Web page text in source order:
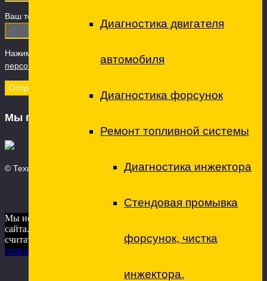
Диагностика двигателя
автомобиля
Диагностика форсунок
Ремонт топливной системы
Диагностика инжектора
Стендовая промывка
форсунок, чистка
инжектора.
Ваш телефон (обязательно)
Нажимая кнопку "Отправить" вы даете Согласие на
персональных данных
Мы принимаем
© Техцентр ТО - технический центр, 2026
Мы используем куки для наилучшего представления нашего
сайта. Если Вы продолжите использовать сайт, мы будем
считать что Вас это устраивает.OkУсловия обработки
персональных данных